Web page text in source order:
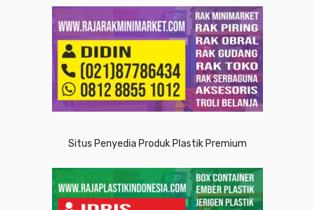
Situs Penyedia Produk Plastik Premium